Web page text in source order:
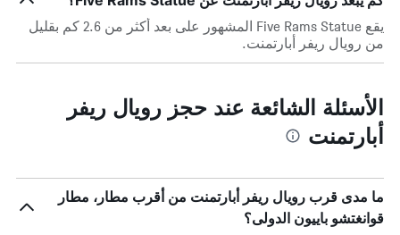
يقع Five Rams Statue المشهور على بعد أكثر من 2.6 كم بقليل
من رويال ريفر أبارتمنت.
الأسئلة الشائعة عند حجز رويال ريفر
أبارتمنت
ما مدى قرب رويال ريفر أبارتمنت من أقرب مطار، مطار
قوانغتشو باييون الدولى؟